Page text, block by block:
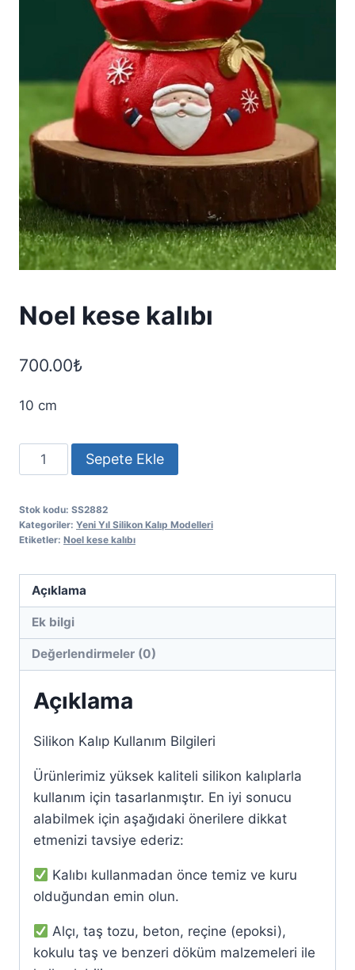
Noel kese kalıbı
700.00₺
10 cm
Noel
kese
adet
Sepete Ekle
Stok kodu: SS2882
Kategoriler: Yeni Yıl Silikon Kalıp Modelleri
Etiketler: Noel kese kalıbı
Açıklama
Ek bilgi
Değerlendirmeler (0)
Açıklama
Silikon Kalıp Kullanım Bilgileri
Ürünlerimiz yüksek kaliteli silikon kalıplarla
kullanım için tasarlanmıştır. En iyi sonucu
alabilmek için aşağıdaki önerilere dikkat
etmenizi tavsiye ederiz:
Kalıbı kullanmadan önce temiz ve kuru
olduğundan emin olun.
Alçı, taş tozu, beton, reçine (epoksi),
kokulu taş ve benzeri döküm malzemeleri ile